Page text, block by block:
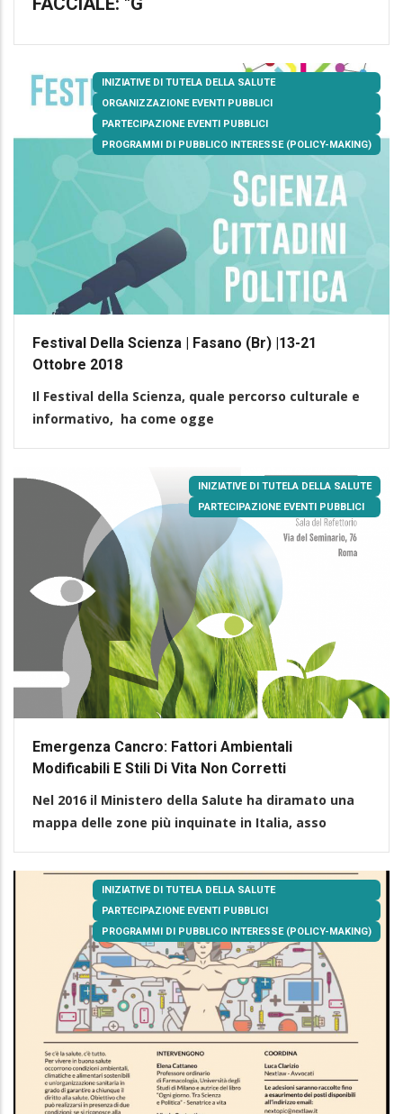
INIZIATIVE DI TUTELA DELLA SALUTE
ORGANIZZAZIONE EVENTI PUBBLICI
PARTECIPAZIONE EVENTI PUBBLICI
PROGRAMMI DI PUBBLICO INTERESSE (POLICY-MAKING)
Festival Della Scienza | Fasano (Br) |13-21
Ottobre 2018
Il Festival della Scienza, quale percorso culturale e
informativo, ha come ogge
INIZIATIVE DI TUTELA DELLA SALUTE
PARTECIPAZIONE EVENTI PUBBLICI
Emergenza Cancro: Fattori Ambientali
Modificabili E Stili Di Vita Non Corretti
Nel 2016 il Ministero della Salute ha diramato una
mappa delle zone più inquinate in Italia, asso
INIZIATIVE DI TUTELA DELLA SALUTE
PARTECIPAZIONE EVENTI PUBBLICI
PROGRAMMI DI PUBBLICO INTERESSE (POLICY-MAKING)